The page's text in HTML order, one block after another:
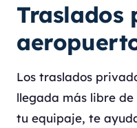
Traslados
Los traslados
llegada más libre de
tu equipaje, te